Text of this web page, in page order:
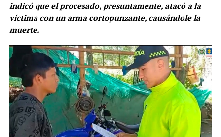
indicó que el procesado, presuntamente, atacó a la
víctima con un arma cortopunzante, causándole la
muerte.